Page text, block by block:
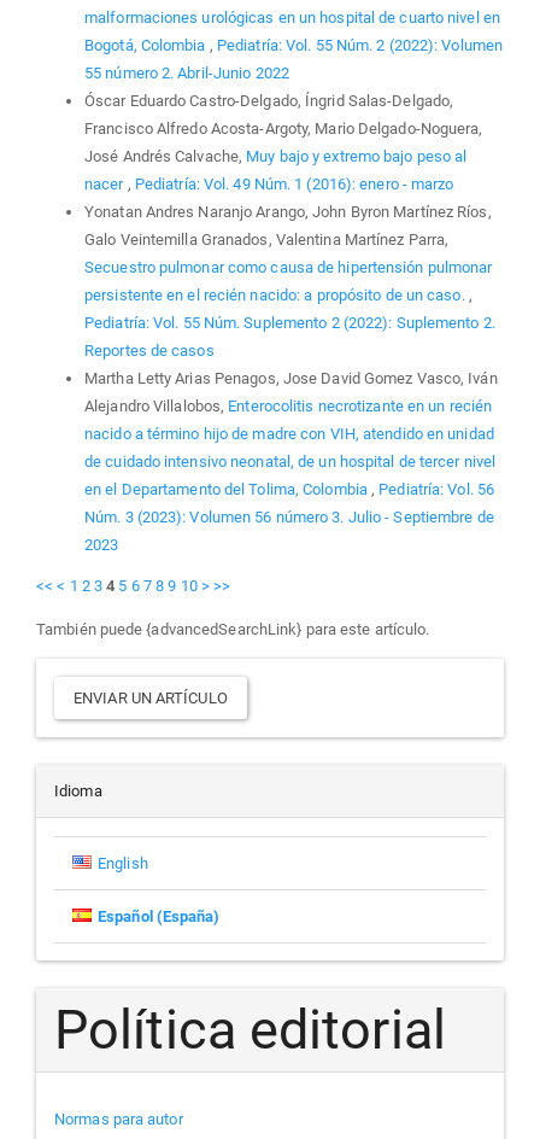
malformaciones urológicas en un hospital de cuarto nivel en
Bogotá, Colombia , Pediatría: Vol. 55 Núm. 2 (2022): Volumen
55 número 2. Abril-Junio 2022
Óscar Eduardo Castro-Delgado, Íngrid Salas-Delgado,
Francisco Alfredo Acosta-Argoty, Mario Delgado-Noguera,
José Andrés Calvache, Muy bajo y extremo bajo peso al
nacer , Pediatría: Vol. 49 Núm. 1 (2016): enero - marzo
Yonatan Andres Naranjo Arango, John Byron Martínez Ríos,
Galo Veintemilla Granados, Valentina Martínez Parra,
Secuestro pulmonar como causa de hipertensión pulmonar
persistente en el recién nacido: a propósito de un caso. ,
Pediatría: Vol. 55 Núm. Suplemento 2 (2022): Suplemento 2.
Reportes de casos
Martha Letty Arias Penagos, Jose David Gomez Vasco, Iván
Alejandro Villalobos, Enterocolitis necrotizante en un recién
nacido a término hijo de madre con VIH, atendido en unidad
de cuidado intensivo neonatal, de un hospital de tercer nivel
en el Departamento del Tolima, Colombia , Pediatría: Vol. 56
Núm. 3 (2023): Volumen 56 número 3. Julio - Septiembre de
2023
<< < 1 2 3 4 5 6 7 8 9 10 > >>
También puede {advancedSearchLink} para este artículo.
Enviar
un
artículo
ENVIAR UN ARTÍCULO
Idioma
English
Español (España)
Política editorial
Normas para autor